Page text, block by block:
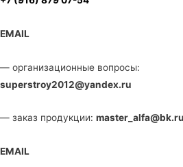
EMAIL
— организационные вопросы:
superstroy2012@yandex.ru
— заказ продукции: master_alfa@bk.ru
EMAIL